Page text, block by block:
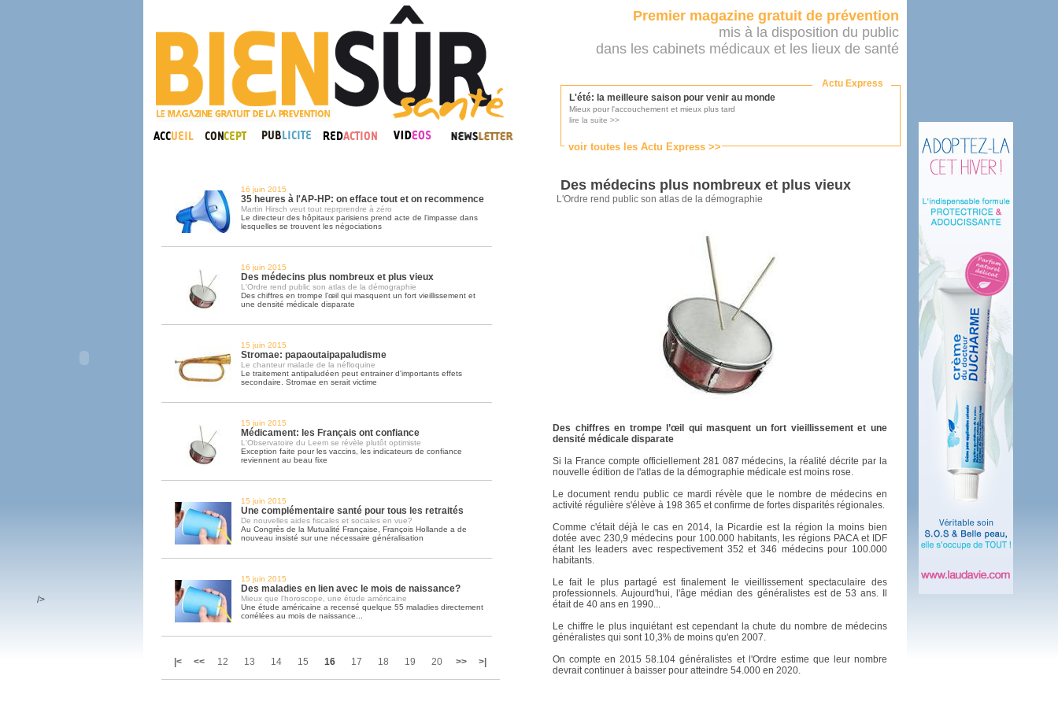
Premier magazine gratuit de prévention
mis à la disposition du public
dans les cabinets médicaux et les lieux de santé
Actu Express
voir toutes les Actu Express >>
L'été: la meilleure saison pour venir au monde
Mieux pour l'accouchement et mieux plus tard
lire la suite >>
Consultés par l'Ordre des médecins, pas par le ministère...
lire la suite >>
Une campagne de pub pour aimer son médecin
DMP, l'Arlésienne va devenir réalité
Déploiement prévu au 4ème trimestre 2016
Soins palliatifs: 40 millions de plus en 2016
La journée mondiale des soins palliatifs n'a pas été inutile
16 juin 2015
35 heures à l'AP-HP: on efface tout et on recommence
Martin Hirsch veut tout reprprendre à zéro
Le directeur des hôpitaux parisiens prend acte de l'impasse dans
lesquelles se trouvent les négociations
16 juin 2015
Des médecins plus nombreux et plus vieux
L'Ordre rend public son atlas de la démographie
Des chiffres en trompe l’œil qui masquent un fort vieillissement et
une densité médicale disparate
15 juin 2015
Stromae: papaoutaipapaludisme
Le chanteur malade de la néfloquine
Le traitement antipaludéen peut entrainer d'importants effets
secondaire. Stromae en serait victime
15 juin 2015
Médicament: les Français ont confiance
L'Observatoire du Leem se révèle plutôt optimiste
Exception faite pour les vaccins, les indicateurs de confiance
reviennent au beau fixe
15 juin 2015
Une complémentaire santé pour tous les retraités
De nouvelles aides fiscales et sociales en vue?
Au Congrès de la Mutualité Française, François Hollande a de
nouveau insisté sur une nécessaire généralisation
15 juin 2015
Des maladies en lien avec le mois de naissance?
Mieux que l'horoscope, une étude américaine
Une étude américaine a recensé quelque 55 maladies directement
corrélées au mois de naissance...
|< << 12 13 14 15 16 17 18 19 20 >> >|
Des médecins plus nombreux et plus vieux
L'Ordre rend public son atlas de la démographie
Des chiffres en trompe l’œil qui masquent un fort vieillissement et une
densité médicale disparate
Si la France compte officiellement 281 087 médecins, la réalité décrite par la
nouvelle édition de l'atlas de la démographie médicale est moins rose.
Le document rendu public ce mardi révèle que le nombre de médecins en
activité régulière s'élève à 198 365 et confirme de fortes disparités régionales.
Comme c'était déjà le cas en 2014, la Picardie est la région la moins bien
dotée avec 230,9 médecins pour 100.000 habitants, les régions PACA et IDF
étant les leaders avec respectivement 352 et 346 médecins pour 100.000
habitants.
Le fait le plus partagé est finalement le vieillissement spectaculaire des
professionnels. Aujourd'hui, l'âge médian des généralistes est de 53 ans. Il
était de 40 ans en 1990...
Le chiffre le plus inquiétant est cependant la chute du nombre de médecins
généralistes qui sont 10,3% de moins qu'en 2007.
On compte en 2015 58.104 généralistes et l'Ordre estime que leur nombre
devrait continuer à baisser pour atteindre 54.000 en 2020.
/>